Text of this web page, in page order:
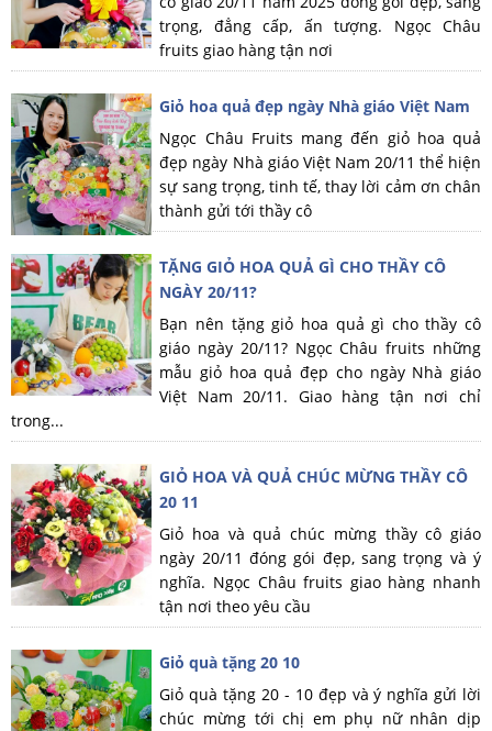
trọng, đẳng cấp, ấn tượng. Ngọc Châu
fruits giao hàng tận nơi
Giỏ hoa quả đẹp ngày Nhà giáo Việt Nam
Ngọc Châu Fruits mang đến giỏ hoa quả
đẹp ngày Nhà giáo Việt Nam 20/11 thể hiện
sự sang trọng, tinh tế, thay lời cảm ơn chân
thành gửi tới thầy cô
TẶNG GIỎ HOA QUẢ GÌ CHO THẦY CÔ
NGÀY 20/11?
Bạn nên tặng giỏ hoa quả gì cho thầy cô
giáo ngày 20/11? Ngọc Châu fruits những
mẫu giỏ hoa quả đẹp cho ngày Nhà giáo
Việt Nam 20/11. Giao hàng tận nơi chỉ
trong...
GIỎ HOA VÀ QUẢ CHÚC MỪNG THẦY CÔ
20 11
Giỏ hoa và quả chúc mừng thầy cô giáo
ngày 20/11 đóng gói đẹp, sang trọng và ý
nghĩa. Ngọc Châu fruits giao hàng nhanh
tận nơi theo yêu cầu
Giỏ quà tặng 20 10
Giỏ quà tặng 20 - 10 đẹp và ý nghĩa gửi lời
chúc mừng tới chị em phụ nữ nhân dịp